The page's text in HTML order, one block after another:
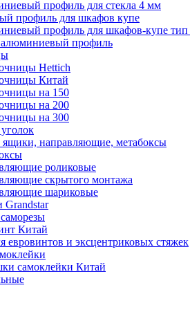
профиль для стекла 4 мм
профиль для шкафов купе
профиль для шкафов-купе
профиль
Hettich
Китай
на 150
на 200
на 300
направляющие, метабоксы
роликовые
скрытого монтажа
шариковые
Китай
евровинтов и эксцентриковых стяжек
самоклейки Китай